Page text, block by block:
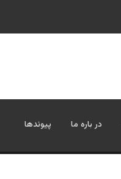
در باره ما پیوندها